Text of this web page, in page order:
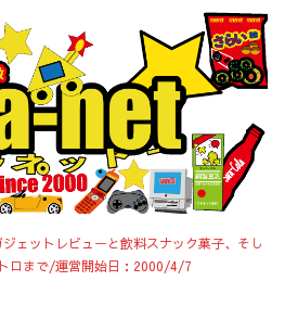
ェットレビューと飲料スナック菓子、そし
ロまで/運営開始日：2000/4/7